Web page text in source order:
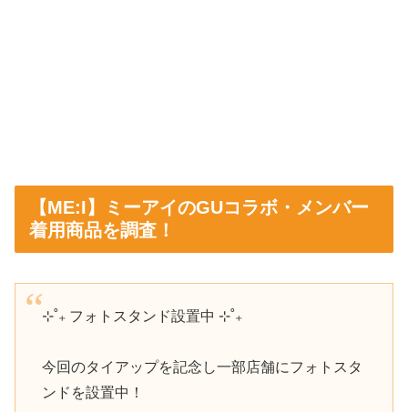
【ME:I】ミーアイのGUコラボ・メンバー
着用商品を調査！
⊹˚₊ フォトスタンド設置中 ⊹˚₊
今回のタイアップを記念し一部店舗にフォトスタ
ンドを設置中！